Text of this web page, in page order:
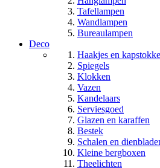
Tafellampen
Wandlampen
Bureaulampen
Deco
Haakjes en
Spiegels
Klokken
Vazen
Kandelaars
Serviesgoed
Glazen en karaffen
Bestek
Schalen en
Kleine bergboxen
Theelichten